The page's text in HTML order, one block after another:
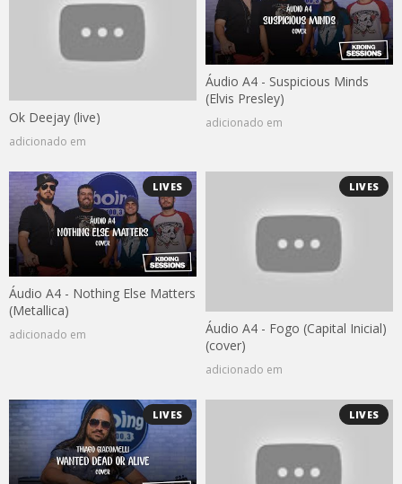
Ok Deejay (live)
adicionado em
Áudio A4 - Suspicious Minds
(Elvis Presley)
adicionado em
LIVES
Áudio A4 - Nothing Else Matters
(Metallica)
adicionado em
LIVES
Áudio A4 - Fogo (Capital Inicial)
(cover)
adicionado em
LIVES LIVES